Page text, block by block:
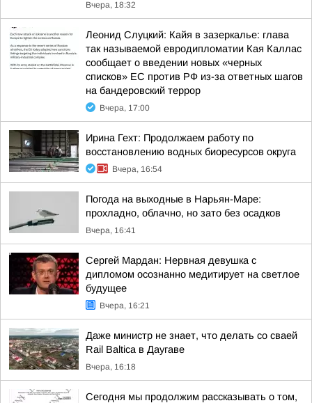
Вчера, 18:32
Леонид Слуцкий: Кайя в зазеркалье: глава
так называемой евродипломатии Кая Каллас
сообщает о введении новых «черных
списков» ЕС против РФ из-за ответных шагов
на бандеровский террор
Вчера, 17:00
Ирина Гехт: Продолжаем работу по
восстановлению водных биоресурсов округа
Вчера, 16:54
Погода на выходные в Нарьян-Маре:
прохладно, облачно, но зато без осадков
Вчера, 16:41
Сергей Мардан: Нервная девушка с
дипломом осознанно медитирует на светлое
будущее
Вчера, 16:21
Даже министр не знает, что делать со сваей
Rail Baltica в Даугаве
Вчера, 16:18
Сегодня мы продолжим рассказывать о том,